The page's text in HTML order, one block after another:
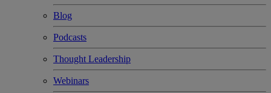
Blog
Podcasts
Thought Leadership
Webinars